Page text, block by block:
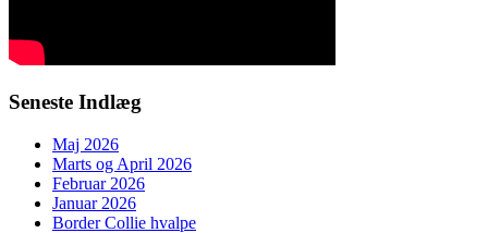
Seneste Indlæg
Maj 2026
Marts og April 2026
Februar 2026
Januar 2026
Border Collie hvalpe